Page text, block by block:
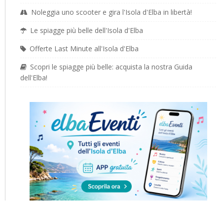
Noleggia uno scooter e gira l'Isola d'Elba in libertà!
Le spiagge più belle dell'Isola d'Elba
Offerte Last Minute all'Isola d'Elba
Scopri le spiagge più belle: acquista la nostra Guida
dell'Elba!